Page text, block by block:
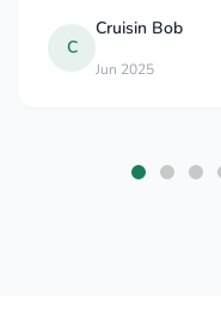
C
Cruisin Bob
Jun 2025